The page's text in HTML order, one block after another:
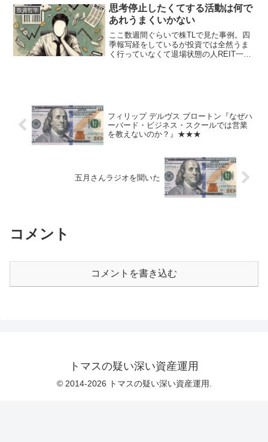
いだろう。 たとえば、兆級・千億級・
百億級・十億級・一億級・一...
投資哲学
思考停止したくてする活動は何で
あれうまくいかない
ここ数週間ぐらいで株TLで見た事例。四
季報写経をしているが投資では全然うま
く行っていなくて退場状態の人REIT一銘
フィリップ デルヴス ブロートン『なぜハ
ーバード・ビジネス・スクールでは営業
を教えないのか？』★★★
五月さんラジオを聞いた
コメント
コメントを書き込む
トマスの疑い深い資産運用
© 2014-2026 トマスの疑い深い資産運用.